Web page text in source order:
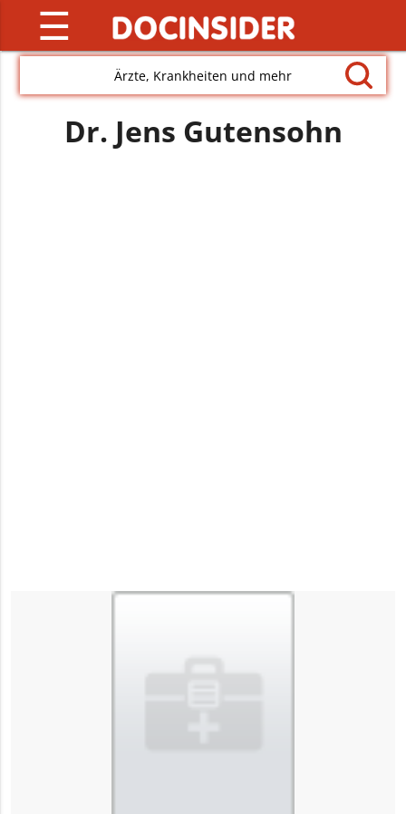
☰
Ärzte, Krankheiten und mehr
Dr. Jens Gutensohn